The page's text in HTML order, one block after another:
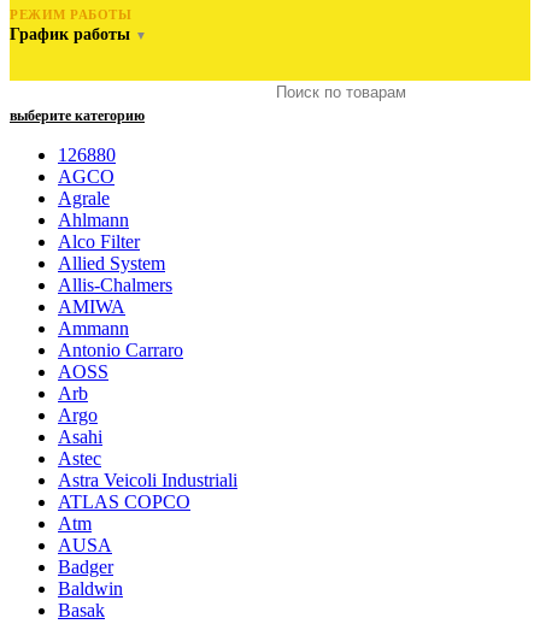
РЕЖИМ РАБОТЫ
График работы ▼
выберите категорию
126880
AGCO
Agrale
Ahlmann
Alco Filter
Allied System
Allis-Chalmers
AMIWA
Ammann
Antonio Carraro
AOSS
Arb
Argo
Asahi
Astec
Astra Veicoli Industriali
ATLAS COPCO
Atm
AUSA
Badger
Baldwin
Basak